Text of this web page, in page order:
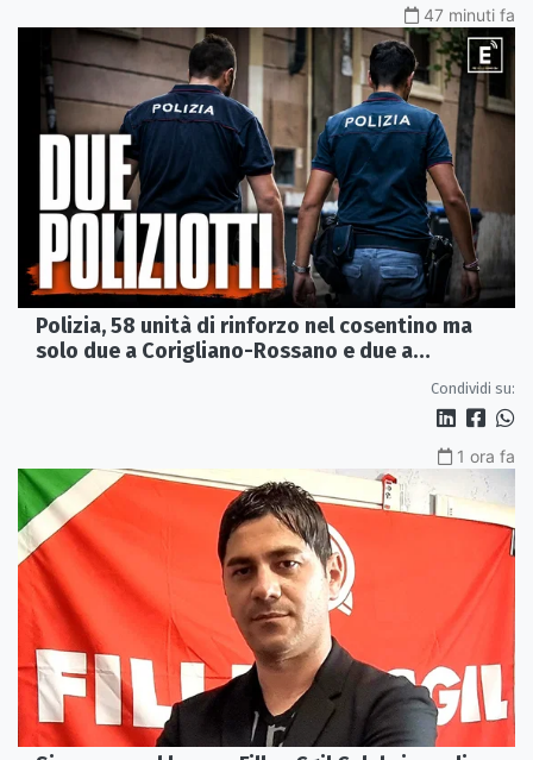
47 minuti fa
Polizia, 58 unità di rinforzo nel cosentino ma
solo due a Corigliano-Rossano e due a
Condividi su:
1 ora fa